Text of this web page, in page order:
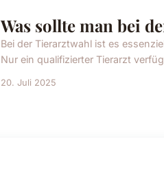
Was sollte man bei
Bei der Tierarztwahl ist es
Nur ein qualifizierter Tierarzt
20. Juli 2025